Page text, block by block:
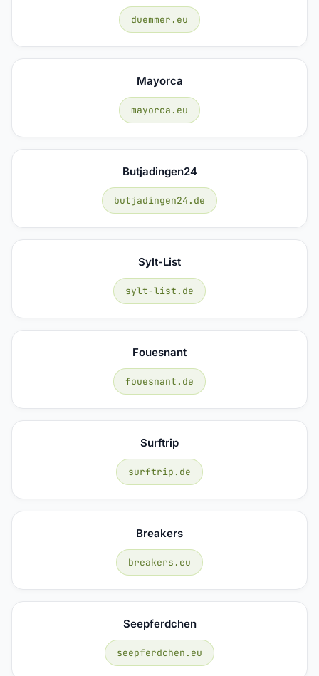
duemmer.eu
Mayorca
mayorca.eu
Butjadingen24
butjadingen24.de
Sylt-List
sylt-list.de
Fouesnant
fouesnant.de
Surftrip
surftrip.de
Breakers
breakers.eu
Seepferdchen
seepferdchen.eu